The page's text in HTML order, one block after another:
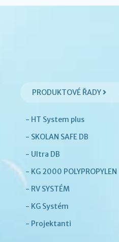
PRODUKTOVÉ ŘADY
- HT System plus
- SKOLAN SAFE DB
- Ultra DB
- KG 2000 POLYPROPYLEN
- RV SYSTÉM
- KG Systém
- Projektanti